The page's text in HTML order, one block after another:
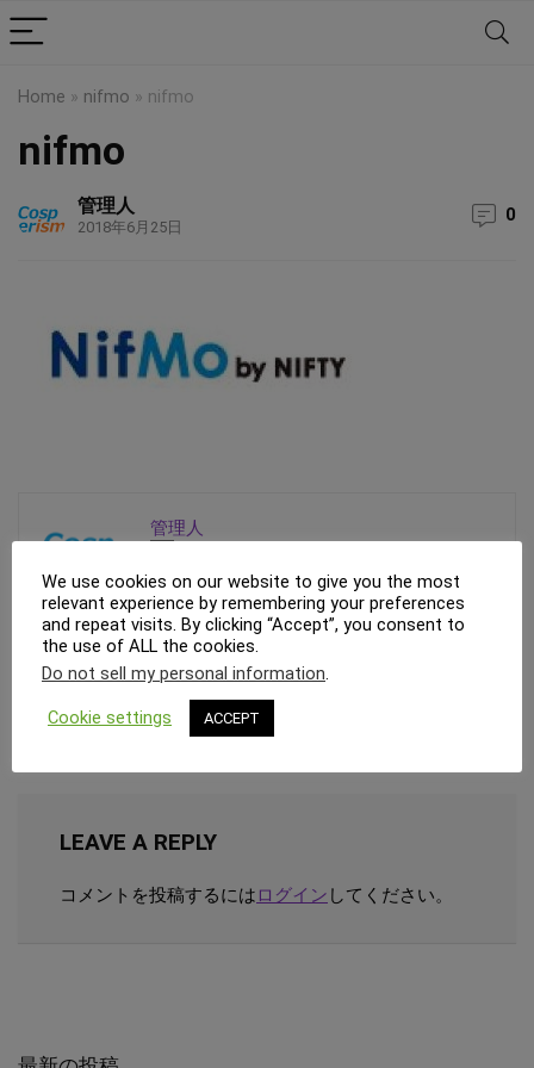
Home » nifmo » nifmo
nifmo
管理人
2018年6月25日
0
管理人
cosperism.com サイト管理者
We will be happy to hear your thoughts
LEAVE A REPLY
コメントを投稿するには ログイン してください。
We use cookies on our website to give you the most
relevant experience by remembering your preferences
and repeat visits. By clicking “Accept”, you consent to
the use of ALL the cookies.
Do not sell my personal information
Cookie settings ACCEPT